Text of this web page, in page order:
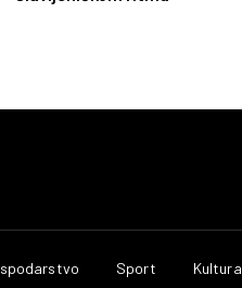
Sport Kultura